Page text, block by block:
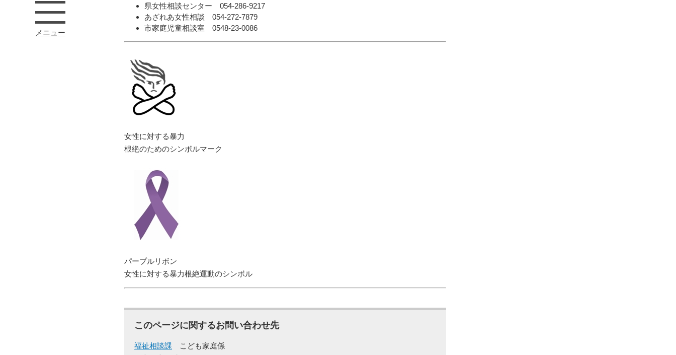
メニュー
県女性相談センター 054-286-9217
あざれあ女性相談 054-272-7879
市家庭児童相談室 0548-23-0086
女性に対する暴力
根絶のためのシンボルマーク
パープルリボン
女性に対する暴力根絶運動のシンボル
このページに関するお問い合わせ先
福祉相談課
こども家庭係